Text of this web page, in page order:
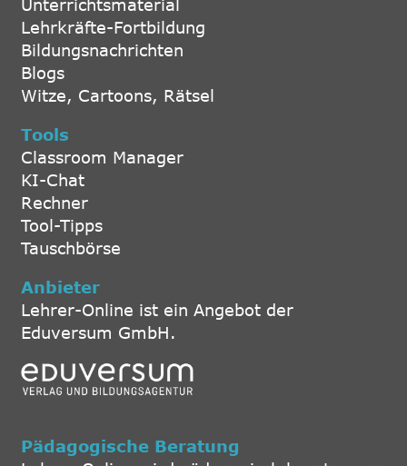
Unterrichtsmaterial
Lehrkräfte-Fortbildung
Bildungsnachrichten
Blogs
Witze, Cartoons, Rätsel
Tools
Classroom Manager
KI-Chat
Rechner
Tool-Tipps
Tauschbörse
Anbieter
Lehrer-Online ist ein Angebot der
Eduversum GmbH.
Pädagogische Beratung